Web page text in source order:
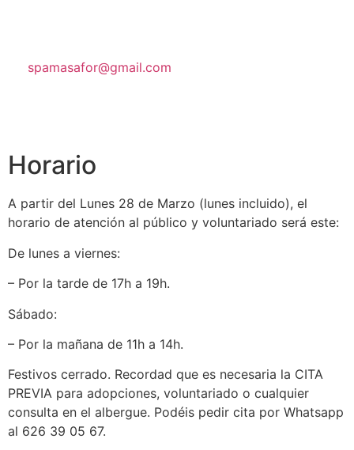
spamasafor@gmail.com
Horario
A partir del Lunes 28 de Marzo (lunes incluido), el
horario de atención al público y voluntariado será este:
De lunes a viernes:
– Por la tarde de 17h a 19h.
Sábado:
– Por la mañana de 11h a 14h.
Festivos cerrado. Recordad que es necesaria la CITA
PREVIA para adopciones, voluntariado o cualquier
consulta en el albergue. Podéis pedir cita por Whatsapp
al 626 39 05 67.